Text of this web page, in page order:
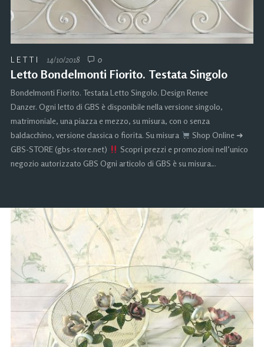
LETTI 14/10/2018 0
Letto Bondelmonti Fiorito. Testata Singolo
Bondelmonti Fiorito. Testata Letto Singolo. Design Renee
Danzer. Ogni letto di GBS è disponibile nella versione singolo,
matrimoniale, una piazza e mezzo, su misura, con o senza
baldacchino, versione classica o fiorita. Su misura
Shop Online ➜
GBS-STORE (gbs-store.net)
Scopri prezzi e promozioni nell’unico
negozio autorizzato GBS Ogni articolo di GBS è su misura…